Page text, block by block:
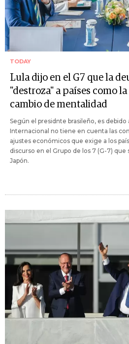
TODAY
Lula dijo en el G7 que la
"destroza" a países como
cambio de mentalidad
Según el presidnte brasileño, es
Internacional no tiene en cuenta las
ajustes económicos que exige a los
discurso en el Grupo de los 7 (G-7)
Japón.